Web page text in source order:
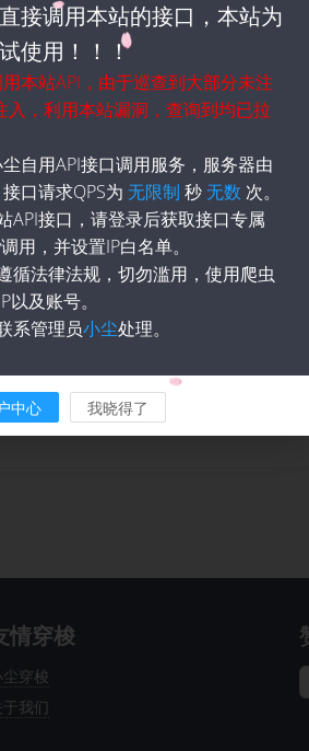
：?type=movie
：?type=variety
：?type=comic
情穿梭
尘穿梭
于我们
接调用本站的接口，本站为
使用！！！
本站API，由于巡查到大部分未注
入，利用本站漏洞，查询到均已拉
自用API接口调用服务，服务器由
口请求QPS为 无限制 秒无数 次。
API接口，请登录后获取接口专属
用，并设置IP白名单。
循法律法规，切勿滥用，使用爬虫
以及账号。
系管理员小尘处理。
中心 我晓得了